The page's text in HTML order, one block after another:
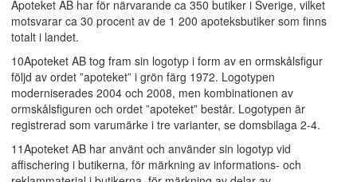
Apoteket AB har för närvarande ca 350 butiker i Sverige, vilket
motsvarar ca 30 procent av de 1 200 apoteksbutiker som finns
totalt i landet.
10Apoteket AB tog fram sin logotyp i form av en ormskålsfigur
följd av ordet ”apoteket” i grön färg 1972. Logotypen
moderniserades 2004 och 2008, men kombinationen av
ormskålsfiguren och ordet ”apoteket” består. Logotypen är
registrerad som varumärke i tre varianter, se domsbilaga 2-4.
11Apoteket AB har använt och använder sin logotyp vid
affischering i butikerna, för märkning av informations- och